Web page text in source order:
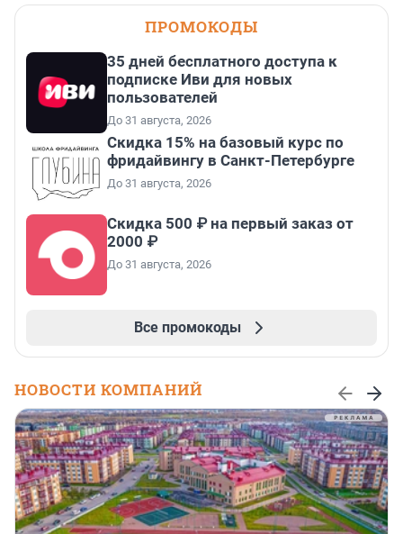
ПРОМОКОДЫ
35 дней бесплатного доступа к
подписке Иви для новых
пользователей
До 31 августа, 2026
Скидка 15% на базовый курс по
фридайвингу в Санкт-Петербурге
До 31 августа, 2026
Скидка 500 ₽ на первый заказ от
2000 ₽
До 31 августа, 2026
Все промокоды
НОВОСТИ КОМПАНИЙ